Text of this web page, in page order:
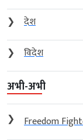
❯
देश
❯
विदेश
अभी-अभी
❯ Freedom